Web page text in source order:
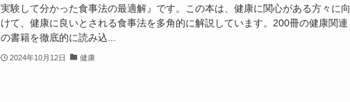
実験して分かった食事法の最適解』です。この本は、健康に関心がある方々に向
けて、健康に良いとされる食事法を多角的に解説しています。200冊の健康関連
の書籍を徹底的に読み込...
2024年10月12日 健康